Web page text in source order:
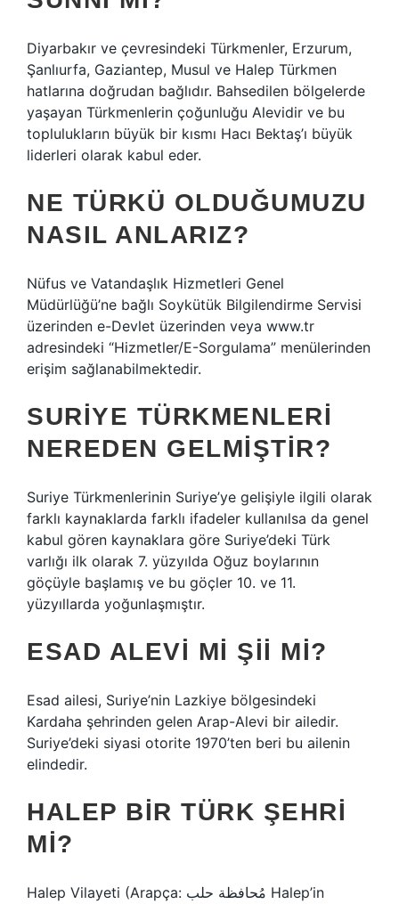
Diyarbakır ve çevresindeki Türkmenler, Erzurum,
Şanlıurfa, Gaziantep, Musul ve Halep Türkmen
hatlarına doğrudan bağlıdır. Bahsedilen bölgelerde
yaşayan Türkmenlerin çoğunluğu Alevidir ve bu
toplulukların büyük bir kısmı Hacı Bektaş’ı büyük
liderleri olarak kabul eder.
NE TÜRKÜ OLDUĞUMUZU
NASIL ANLARIZ?
Nüfus ve Vatandaşlık Hizmetleri Genel
Müdürlüğü’ne bağlı Soykütük Bilgilendirme Servisi
üzerinden e-Devlet üzerinden veya www.tr
adresindeki “Hizmetler/E-Sorgulama” menülerinden
erişim sağlanabilmektedir.
SURIYE TÜRKMENLERI
NEREDEN GELMIŞTIR?
Suriye Türkmenlerinin Suriye’ye gelişiyle ilgili olarak
farklı kaynaklarda farklı ifadeler kullanılsa da genel
kabul gören kaynaklara göre Suriye’deki Türk
varlığı ilk olarak 7. yüzyılda Oğuz boylarının
göçüyle başlamış ve bu göçler 10. ve 11.
yüzyıllarda yoğunlaşmıştır.
ESAD ALEVI MI ŞII MI?
Esad ailesi, Suriye’nin Lazkiye bölgesindeki
Kardaha şehrinden gelen Arap-Alevi bir ailedir.
Suriye’deki siyasi otorite 1970’ten beri bu ailenin
elindedir.
HALEP BIR TÜRK ŞEHRI
MI?
Halep Vilayeti (Arapça: مُحافظة حلب‎ Halep’in